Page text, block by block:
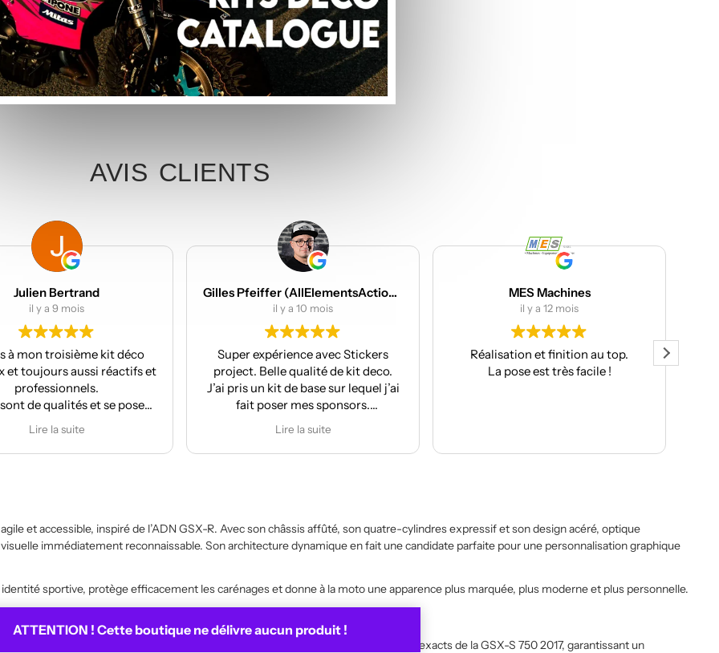
ATTENTION ! Cette boutique ne délivre aucun produit !
POSE KIT DÉCO
– 349,00€
AVIS CLIENTS
Gilles Pfeiffer (AllElementsActionSports)
il y a 10 mois
Super expérience avec Stickers
project. Belle qualité de kit deco.
J’ai pris un kit de base sur lequel j’ai
fait poser mes sponsors.
car la face avant me plaisait
moyennement.
MES Machines
il y a 12 mois
Réalisation et finition au top.
La pose est très facile !
Joris DJ
il y a 12 mois
Très beau stickers et livraison
rapide. Service client parfait, je
et accessible, inspiré de l’ADN GSX-R. Avec son châssis affûté, son quatre-cylindres expressif et son design acéré, optique
immédiatement reconnaissable. Son architecture dynamique en fait une candidate parfaite pour une personnalisation graphique
sportive, protège efficacement les carénages et donne à la moto une apparence plus marquée, plus moderne et plus personnelle.
2017
Pour respecter ces formes, le kit Stickers Project est élaboré à partir des gabarits exacts de la GSX-S 750 2017, garantissant un